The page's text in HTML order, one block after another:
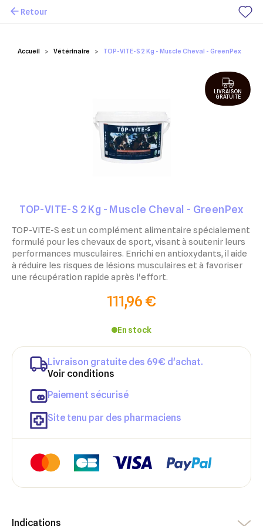
Mes favoris
Accueil Vétérinaire TOP-VITE-S 2 Kg - Muscle Cheval - GreenPex
Retour
TOP-VITE-S 2 Kg - Muscle Cheval - GreenPex
TOP-VITE-S est un complément alimentaire spécialement
formulé pour les chevaux de sport, visant à soutenir leurs
performances musculaires. Enrichi en antioxydants, il aide
à réduire les risques de lésions musculaires et à favoriser
une récupération rapide après l'effort.
111,96 €
En stock
Livraison gratuite des 69€ d'achat.
Voir conditions
Paiement sécurisé
Site tenu par des pharmaciens
LIVRAISON
GRATUITE
Indications
Créer une liste d'envies ×
Connexion ×